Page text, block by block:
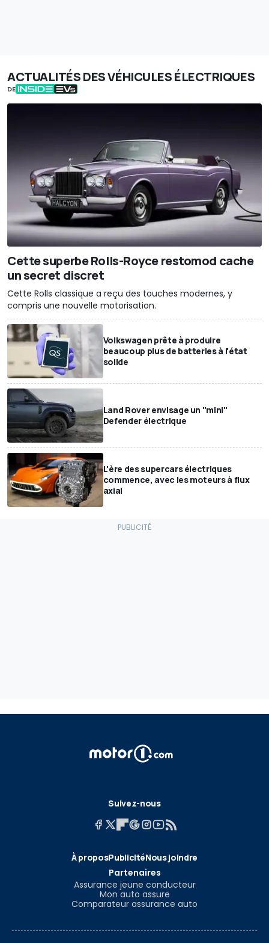
ACTUALITÉS DES VÉHICULES ÉLECTRIQUES
DE
Cette superbe Rolls-Royce restomod cache
un secret discret
Cette Rolls classique a reçu des touches modernes, y
compris une nouvelle motorisation.
Volkswagen prête à produire
beaucoup plus de batteries à l'état
solide
Land Rover envisage un "mini"
Defender électrique
L'ère des supercars électriques
commence, avec les moteurs à flux
axial
Suivez-nous
À proposPublicitéNous joindre
Partenaires
Assurance jeune conducteur
Mon auto assure
Comparateur assurance auto